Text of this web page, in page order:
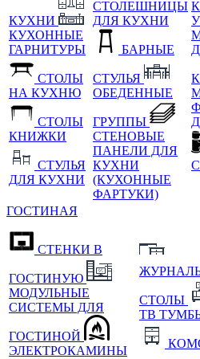
КУХНИ
КУХОННЫЕ
ГАРНИТУРЫ
СТОЛЫ
НА КУХНЮ
СТОЛЫ
КНИЖКИ
СТУЛЬЯ
ДЛЯ КУХНИ
СТОЛЕШНИЦЫ
ДЛЯ КУХНИ
БАРНЫЕ
СТУЛЬЯ
ОБЕДЕННЫЕ
ГРУППЫ
СТЕНОВЫЕ
ПАНЕЛИ ДЛЯ
КУХНИ
(КУХОННЫЕ
ФАРТУКИ)
ГОСТИНАЯ
СТЕНКИ В
ГОСТИНУЮ
МОДУЛЬНЫЕ
СИСТЕМЫ ДЛЯ
ГОСТИНОЙ
ЭЛЕКТРОКАМИНЫ
СТОЛЫ
ТВ